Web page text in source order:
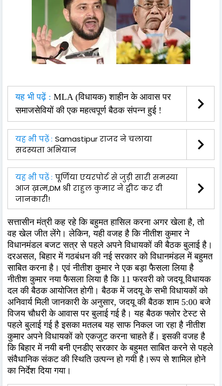
यह भी पढ़ें : MLA (विधायक) शाहीन के आवास पर
समाजसेवियों की एक महत्वपूर्ण बैठक संपन्न हुई !
यह भी पढ़ें : Samastipur राजद ने चलाया
सदस्यता अभियान
यह भी पढ़ें : पूर्णिया एयरपोर्ट से जुड़ी सारी समस्या
आज ख़त्म,DM श्री राहुल कुमार ने ट्वीट कर दी
जानकारी!
सत्तासीन मंत्री कह रहे कि बहुमत हासिल करना अगर खेला है, तो
वह खेल जीत लेंगे। लेकिन, यही वजह है कि नीतीश कुमार ने
विधानमंडल बजट सत्र से पहले अपने विधायकों की बैठक बुलाई है।
दरअसल, बिहार में गठबंधन की नई सरकार को विधानमंडल में बहुमत
साबित करना है। एवं नीतीश कुमार ने एक बड़ा फैसला लिया है
नीतीश कुमार नया फैसला लिया है कि 11 फरवरी को जदयू विधायक
दल की बैठक आयोजित होगी। बैठक में जदयू के सभी विधायकों को
अनिवार्य मिली जानकारी के अनुसार, जदयू की बैठक शाम 5:00 बजे
विजय चौधरी के आवास पर बुलाई गई है। यह बैठक फ्लोर टेस्ट से
पहले बुलाई गई है इसका मतलब यह साफ निकल जा रहा है नीतीश
कुमार अपने विधायकों को एकजुट करना चाहते हैं। इसकी वजह है
कि बिहार में नयी बनी एनडीए सरकार के बहुमत साबित करने से पहले
संवैधानिक संकट की स्थिति उत्पन्न हो गयी है।रूप से शामिल होने
का निर्देश दिया गया।